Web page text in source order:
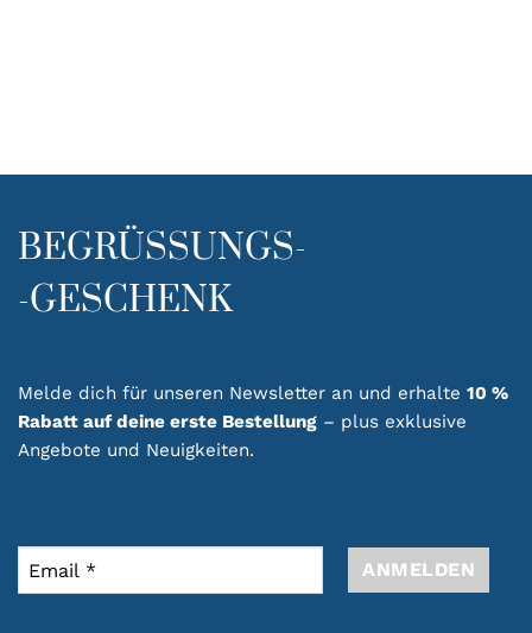
BEGRÜSSUNGS-
-GESCHENK
Melde dich für unseren Newsletter an und erhalte 10 %
Rabatt auf deine erste Bestellung – plus exklusive
Angebote und Neuigkeiten.